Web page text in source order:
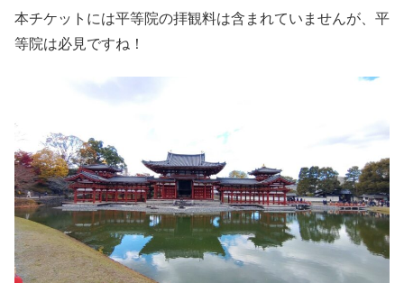
本チケットには平等院の拝観料は含まれていませんが、平
等院は必見ですね！